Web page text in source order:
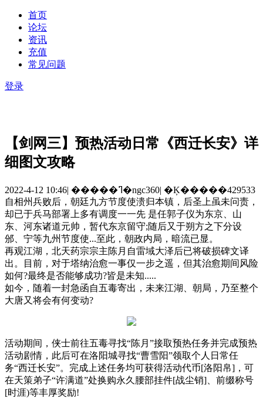
首页
论坛
资讯
充值
常见问题
登录
【剑网三】预热活动日常《西迁长安》详
细图文攻略
2022-4-12 10:46| �����ߣ�ngc360| �Ķ�����429533
自相州兵败后，朝廷九方节度使溃归本镇，后圣上虽未问责，
却已于兵马部署上多有调度一一先 是任郭子仪为东京、山
东、河东诸道元帅，暂代东京留守;随后又于朔方之下分设
邠、宁等九州节度使...至此，朝政内局，暗流已显。
再观江湖，北天药宗宗主陈月自雷域大泽后已将破损碑文译
出。目前，对于塔纳治愈一事仅一步之遥，但其治愈期间风险
如何?最终是否能够成功?皆是未知.....
如今，随着一封急函自五毒寄出，未来江湖、朝局，乃至整个
大唐又将会有何变动?
活动期间，侠士前往五毒寻找“陈月”接取预热任务并完成预热
活动剧情，此后可在洛阳城寻找“曹雪阳”领取个人日常任
务“西迁长安”。完成上述任务均可获得活动代币[洛阳帛]，可
在天策弟子“许满道”处换购永久腰部挂件[战尘销]、前缀称号
[时涯)等丰厚奖励!